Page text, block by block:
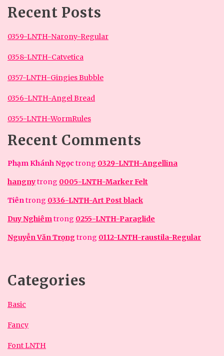
Recent Posts
0359-LNTH-Narony-Regular
0358-LNTH-Catvetica
0357-LNTH-Gingies Bubble
0356-LNTH-Angel Bread
0355-LNTH-WormRules
Recent Comments
Phạm Khánh Ngọc trong 0329-LNTH-Angellina
hangnytrong 0005-LNTH-Marker Felt
Tiêntrong 0336-LNTH-Art Post black
Duy Nghiêmtrong 0255-LNTH-Paraglide
Nguyễn Văn Trọngtrong 0112-LNTH-raustila-Regular
Categories
Basic
Fancy
Font LNTH